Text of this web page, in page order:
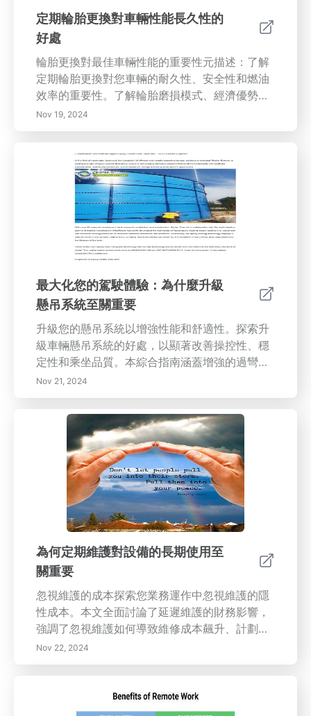
定期輪胎更換對車輛性能長久性的
好處
輪胎更換對最佳車輛性能的重要性元描述：了解
定期輪胎更換對您車輛的耐久性、安全性和燃油
效率的重要性。了解輪胎磨損模式、經濟優勢，
以及如何輪換輪胎可以改善性能和駕駛舒適性。
內容摘要：定期輪胎更換對於維護您車輛的健康
潛在問題並及時安排輪換。不均勻的磨損可能會
影響您車輛的性能和安全，因此定期維護至關重
要。透過定期輪換輪胎，您可以延長輪胎的使用
壽命，提高燃油效率，並增強整體駕駛安全性。
保養良好的輪胎可以減少牽引力損失和制動距
離，從而提供更平穩、更安全的行駛體驗。定期
輪換不僅是一個經濟的投資，可以為您節省更換
費用，而且還能確保符合製造商的保修條件。在
本綜合指南中，我們將探討輪胎更換的好處，包
括：- 了解輪胎磨損模式 - 定期更換的經濟優勢
- 通過適當維護增強安全性和舒適性 - 輪胎更換
如何影響車輛性能和耐久性 了解如何保持輪胎處
於最佳狀態，以便實現經濟和生態效益。
Nov 19, 2024
最大化您的駕駛體驗：為什麼升級
懸吊系統至關重要
升級您的懸吊系統以增強性能和舒適性。探索升
級車輛懸吊系統的好處，以顯著改善操控性、穩
定性和乘坐品質。本綜合指南涵蓋增強的過彎性
能、更順暢的乘坐體驗、駕駛過程中的安全性提
高以及長期的成本節省。了解定制懸吊設置如何
調整您的駕駛體驗，讓您在駕駛尖銳轉彎或拖動
重物時實現精確轉向和更好的控制。發現投資先
進懸吊組件如何提高燃油效率並增加車輛的轉售
價值。通過了解高品質懸吊升級在性能和舒適性
中所扮演的關鍵角色，今天就改變您的駕駛體
Nov 21, 2024
為何定期維護對設備的長期使用至
關重要
忽視維護的成本探索您業務運作中忽視維護的隱
性成本。本文全面討論了延遲維護的財務影響，
強調了忽視維護如何導致維修成本飆升、計劃外
停機和潛在的安全違規。發現例行維護不僅提升
了設備的安全性和效率，還延長了其壽命並改善
角色，以及它如何最終為您帶來顯著的長期節
省。為您的組織提供知識，以明智地投資於維護
Nov 22, 2024